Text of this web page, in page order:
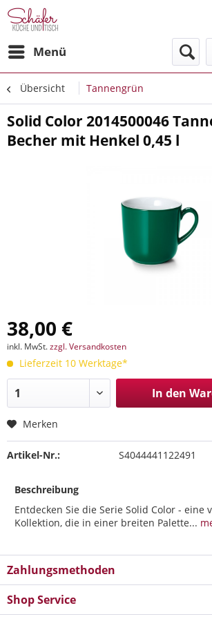
Menü
Übersicht Tannengrün
Solid Color 2014500046
Becher mit Henkel 0,45 l
38,00 €
inkl. MwSt.zzgl. Versandkosten
Lieferzeit 10 Werktage*
In den
Merken
Artikel-Nr.: S4044441122491
Beschreibung
Entdecken Sie die Serie Solid Color - eine
Kollektion, die in einer breiten Palette...
Zahlungsmethoden
Shop Service